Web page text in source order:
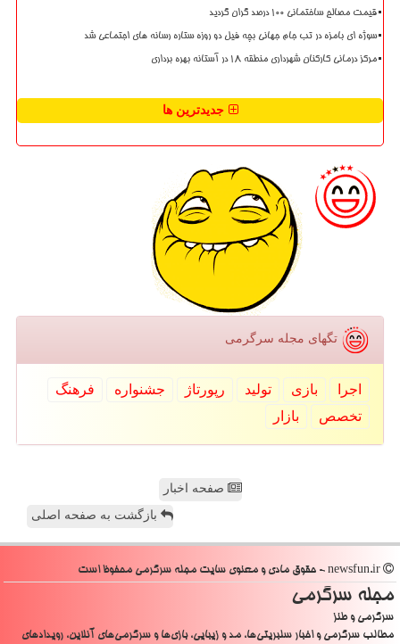
قیمت مصالح ساختمانی ۱۰۰ درصد گران گردید
سوژه ای بامزه در تب جام جهانی بچه فیل دو روزه ستاره رسانه های اجتماعی شد
مرکز درمانی کارکنان شهرداری منطقه ۱۸ در آستانه بهره برداری
جدیدترین ها
تگهای مجله سرگرمی
اجرا بازی تولید رپورتاژ جشنواره
فرهنگ
تخصص
بازار
صفحه اخبار
بازگشت به صفحه اصلی
مجله سرگرمی
سرگرمی و طنز
مطالب سرگرمی و اخبار سلبریتی‌ها، مد و زیبایی، بازی‌ها و سرگرمی‌های آنلاین، رویدادهای